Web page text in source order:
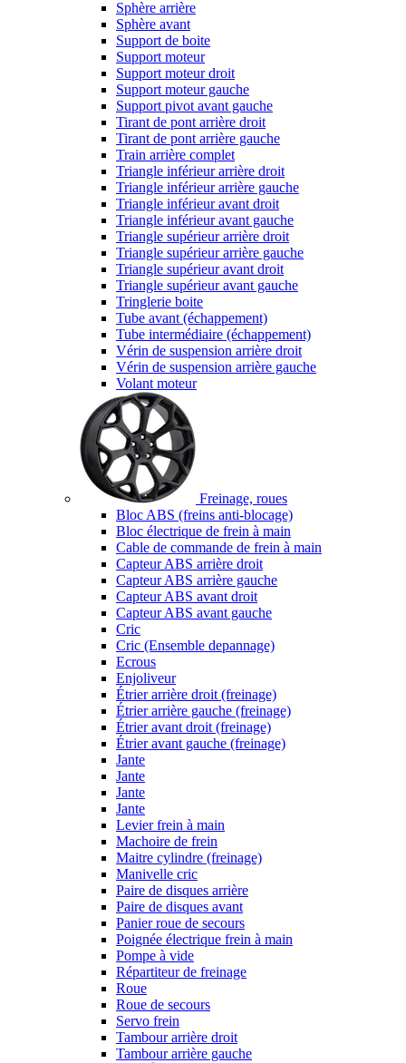
Sphère arrière
Sphère avant
Support de boite
Support moteur
Support moteur droit
Support moteur gauche
Support pivot avant gauche
Tirant de pont arrière droit
Tirant de pont arrière gauche
Train arrière complet
Triangle inférieur arrière droit
Triangle inférieur arrière gauche
Triangle inférieur avant droit
Triangle inférieur avant gauche
Triangle supérieur arrière droit
Triangle supérieur arrière gauche
Triangle supérieur avant droit
Triangle supérieur avant gauche
Tringlerie boite
Tube avant (échappement)
Tube intermédiaire (échappement)
Vérin de suspension arrière droit
Vérin de suspension arrière gauche
Volant moteur
Freinage, roues
Bloc ABS (freins anti-blocage)
Bloc électrique de frein à main
Cable de commande de frein à main
Capteur ABS arrière droit
Capteur ABS arrière gauche
Capteur ABS avant droit
Capteur ABS avant gauche
Cric
Cric (Ensemble depannage)
Ecrous
Enjoliveur
Étrier arrière droit (freinage)
Étrier arrière gauche (freinage)
Étrier avant droit (freinage)
Étrier avant gauche (freinage)
Jante
Jante
Jante
Jante
Levier frein à main
Machoire de frein
Maitre cylindre (freinage)
Manivelle cric
Paire de disques arrière
Paire de disques avant
Panier roue de secours
Poignée électrique frein à main
Pompe à vide
Répartiteur de freinage
Roue
Roue de secours
Servo frein
Tambour arrière droit
Tambour arrière gauche